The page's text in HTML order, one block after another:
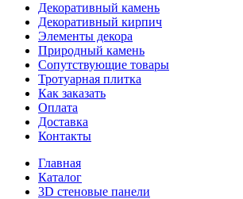
Декоративный камень
Декоративный кирпич
Элементы декора
Природный камень
Сопутствующие товары
Тротуарная плитка
Как заказать
Оплата
Доставка
Контакты
Главная
Каталог
3D стеновые панели